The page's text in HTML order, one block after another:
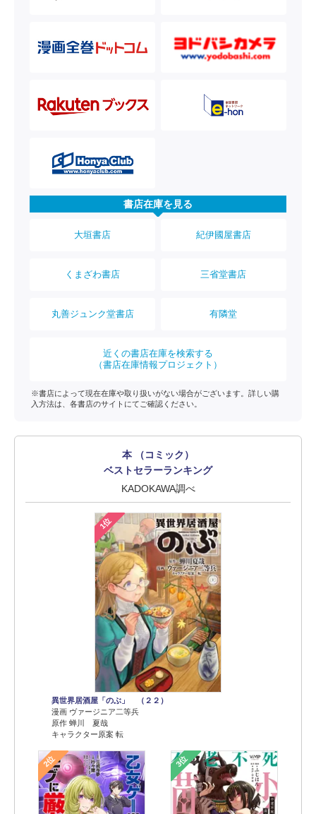
書店在庫を見る
大垣書店 紀伊國屋書店
くまざわ書店 三省堂書店
丸善ジュンク堂書店 有隣堂
近くの書店在庫を検索する
（書店在庫情報プロジェクト）
※書店によって現在在庫や取り扱いがない場合がございます。詳しい購
入方法は、各書店のサイトにてご確認ください。
本 （コミック）
ベストセラーランキング
KADOKAWA調べ
1位
異世界居酒屋「のぶ」 （２２）
漫画 ヴァージニア二等兵
原作 蝉川 夏哉
キャラクター原案 転
2位 3位